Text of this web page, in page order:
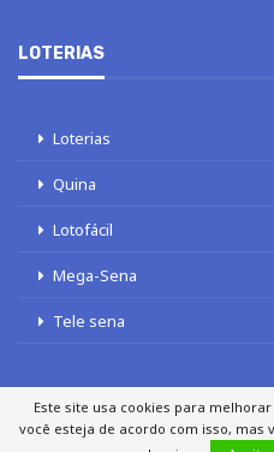
LOTERIAS
Loterias
Quina
Lotofácil
Mega-Sena
Tele sena
AUTORES
Este site usa cookies para
você esteja de acordo com isso, mas